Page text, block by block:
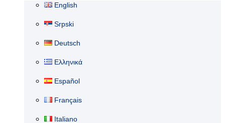
English
Srpski
Deutsch
Ελληνικά
Español
Français
Italiano